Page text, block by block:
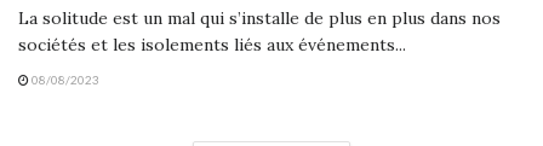
La solitude est un mal qui s’installe de plus en plus dans nos
sociétés et les isolements liés aux événements...
08/08/2023